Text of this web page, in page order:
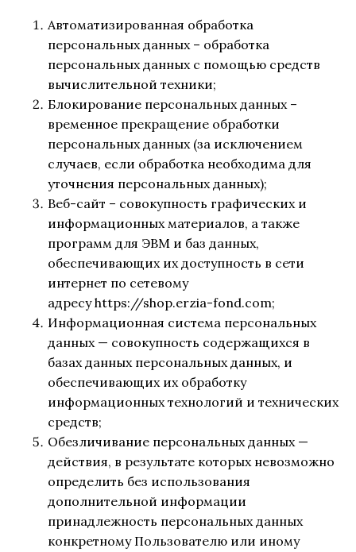
Автоматизированная обработка
персональных данных – обработка
персональных данных с помощью средств
вычислительной техники;
Блокирование персональных данных –
временное прекращение обработки
персональных данных (за исключением
случаев, если обработка необходима для
уточнения персональных данных);
Веб-сайт – совокупность графических и
информационных материалов, а также
программ для ЭВМ и баз данных,
обеспечивающих их доступность в сети
интернет по сетевому
адресу https://shop.erzia-fond.com;
Информационная система персональных
данных — совокупность содержащихся в
базах данных персональных данных, и
обеспечивающих их обработку
информационных технологий и технических
средств;
Обезличивание персональных данных —
действия, в результате которых невозможно
определить без использования
дополнительной информации
принадлежность персональных данных
конкретному Пользователю или иному